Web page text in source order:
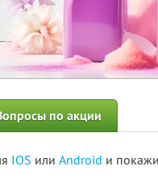
по акции
IOS или Android и